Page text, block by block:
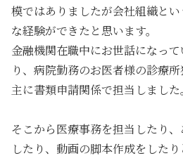
模ではありましたが会社組織と
な経験ができたと思います。
金融機関在職中にお世話になっ
り、病院勤務のお医者様の診療所
主に書類申請関係で担当しました。
そこから医療事務を担当したり
したり、動画の脚本作成をした